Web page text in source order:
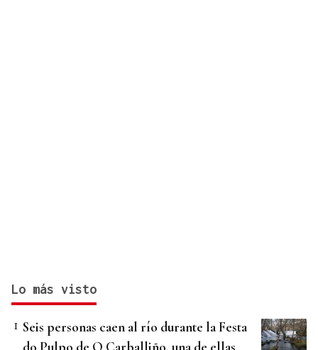
Lo más visto
Seis personas caen al río durante la Festa